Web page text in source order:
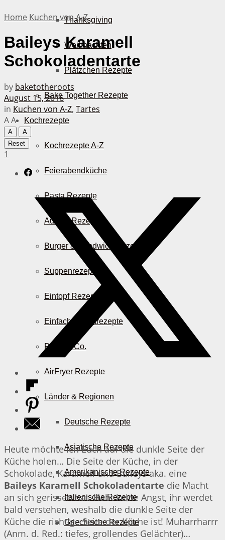
Thanksgiving
Weihnachten
Plätzchen Rezepte
Bake Together Rezepte
Kochrezepte
Kochrezepte A-Z
Feierabendküche
Pasta Rezepte
Auflauf Rezepte
Burger & Sandwich Rezepte
Suppenrezepte
Eintopf Rezepte
Einfache Salatrezepte
Pizza & Co.
AirFryer Rezepte
Länder & Regionen
Deutsche Rezepte
Asiatische Rezepte
Amerikanische Rezepte
Italienische Rezepte
Griechische Rezepte
Home Kuchen von A-Z
Baileys Karamell
Schokoladentarte
by baketotheroots
August 15, 2016
in Kuchen von A-Z, Tartes
AA
A
A
Reset
1
Heute möchte ich Euch auf die dunkle Seite der
Küche holen… Die Seite der Küche, in der
Schokolade, Karamell und Baileys aka. eine
Baileys Karamell Schokoladentarte die Macht
an sich gerissen hat. Habt keine Angst, ihr werdet
bald verstehen, weshalb die dunkle Seite der
Küche die richtige Seite der Küche ist! Muharrharrr
(Anm. d. Red.: tiefes, grollendes Gelächter)…